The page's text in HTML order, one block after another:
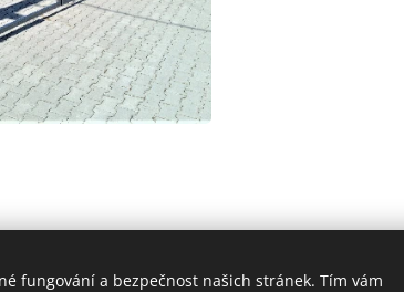
Heller Petr TEL. +420 792 354 110
fungování a bezpečnost našich stránek. Tím vám